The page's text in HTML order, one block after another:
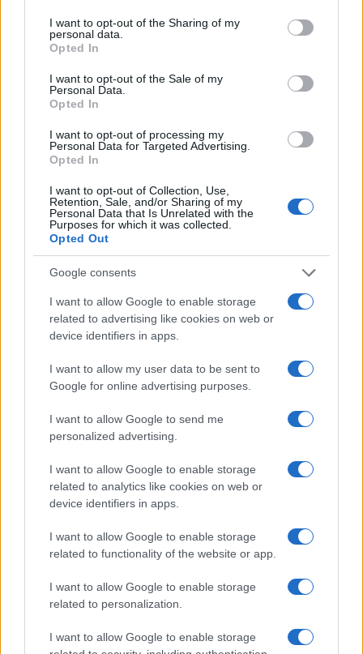
not limited to your visit or usage behaviour. You may click to
grant or deny consent to Google and its third-party tags to
use your data for below specified purposes in below Google
consent section.
I want to opt-out of the Sharing of my
personal data.
Opted In
I want to opt-out of the Sale of my
Personal Data.
Opted In
I want to opt-out of processing my
Personal Data for Targeted Advertising.
Opted In
I want to opt-out of Collection, Use,
Retention, Sale, and/or Sharing of my
Personal Data that Is Unrelated with the
Purposes for which it was collected.
Opted Out
Google consents
I want to allow Google to enable storage
related to advertising like cookies on web or
device identifiers in apps.
I want to allow my user data to be sent to
Google for online advertising purposes.
I want to allow Google to send me
personalized advertising.
I want to allow Google to enable storage
related to analytics like cookies on web or
device identifiers in apps.
I want to allow Google to enable storage
related to functionality of the website or app.
I want to allow Google to enable storage
related to personalization.
I want to allow Google to enable storage
cliccandoqui
TEMI: Chiesa Stella Maris
Don Raimondo Satta
Notizei Costa Smeralda
Notizie Porto Cervo
Porto Cervo Don Raimondo
Raimondo Satta
Stella Maris
Notizie in tempo reale?
Entra nel canale telegram di
GalluraOggi.it
Inviaci le tue segnalazioni,
i tuoi video e le tue foto
345 356 7512
Ricevi le nostre ultime news
daGoogle News
F
a
T
w
Pi
n
W
h h